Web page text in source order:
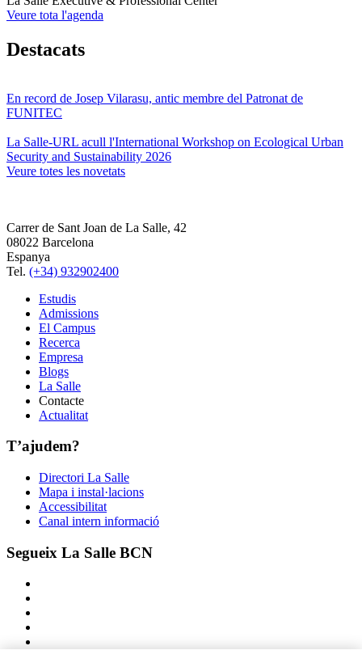
Veure tota l'agenda
Destacats
En record de Josep Vilarasu, antic membre del Patronat de
FUNITEC
La Salle-URL acull l'International Workshop on Ecological Urban
Security and Sustainability 2026
Veure totes les novetats
Carrer de Sant Joan de La Salle, 42
08022 Barcelona
Espanya
Tel. (+34) 932902400
Estudis
Admissions
El Campus
Recerca
Empresa
Blogs
La Salle
Contacte
Actualitat
T’ajudem?
Directori La Salle
Mapa i instal·lacions
Accessibilitat
Canal intern informació
Segueix La Salle BCN